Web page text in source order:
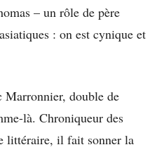
– un rôle de père
: on est cynique et
Marronnier, double de
là. Chroniqueur des
littéraire, il fait sonner la